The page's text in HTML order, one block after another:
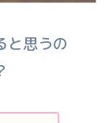
と思うの